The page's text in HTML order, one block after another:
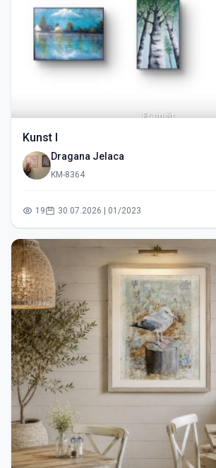
Kunst I
Dragana Jelaca
KM-8364
19 30.07.2026 | 01/2023